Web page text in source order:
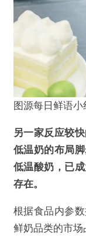
@
产能过剩、
不实信息
图源每日鲜语
另一家反应较
低温奶的布局
低温酸奶，已
存在。
根据食品内参
鲜奶品类的市场